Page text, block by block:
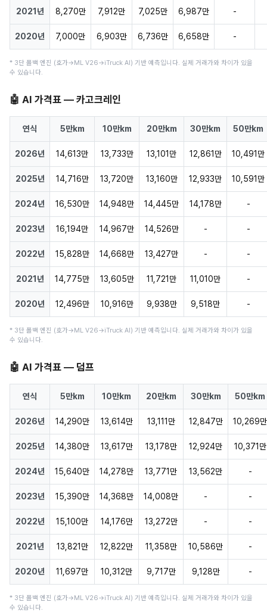
2021년 8,270만 7,912만 7,025만 6,987만 -
2020년 7,000만 6,903만 6,736만 6,658만 -
* 3단 폴백 엔진 (호가→ML V26→iTruck AI) 기반 예측입니다. 실제 거래가와 차이가 있을
수 있습니다.
🤖 AI 가격표 — 카고크레인
연식 5만km 10만km 20만km 30만km 50만km
2026년 14,613만 13,733만 13,101만 12,861만 10,491만
2025년 14,716만 13,720만 13,160만 12,933만 10,591만
2024년 16,530만 14,948만 14,445만 14,178만 -
2023년 16,194만 14,967만 14,526만 - -
2022년 15,828만 14,668만 13,427만 - -
2021년 14,775만 13,605만 11,721만 11,010만 -
2020년 12,496만 10,916만 9,938만 9,518만 -
* 3단 폴백 엔진 (호가→ML V26→iTruck AI) 기반 예측입니다. 실제 거래가와 차이가 있을
수 있습니다.
🤖 AI 가격표 — 덤프
연식 5만km 10만km 20만km 30만km 50만km
2026년 14,290만 13,614만 13,111만 12,847만 10,269만
2025년 14,380만 13,617만 13,178만 12,924만 10,371만
2024년 15,640만 14,278만 13,771만 13,562만 -
2023년 15,390만 14,368만 14,008만 - -
2022년 15,100만 14,176만 13,272만 - -
2021년 13,821만 12,822만 11,358만 10,586만 -
2020년 11,697만 10,312만 9,717만 9,128만 -
* 3단 폴백 엔진 (호가→ML V26→iTruck AI) 기반 예측입니다. 실제 거래가와 차이가 있을
수 있습니다.